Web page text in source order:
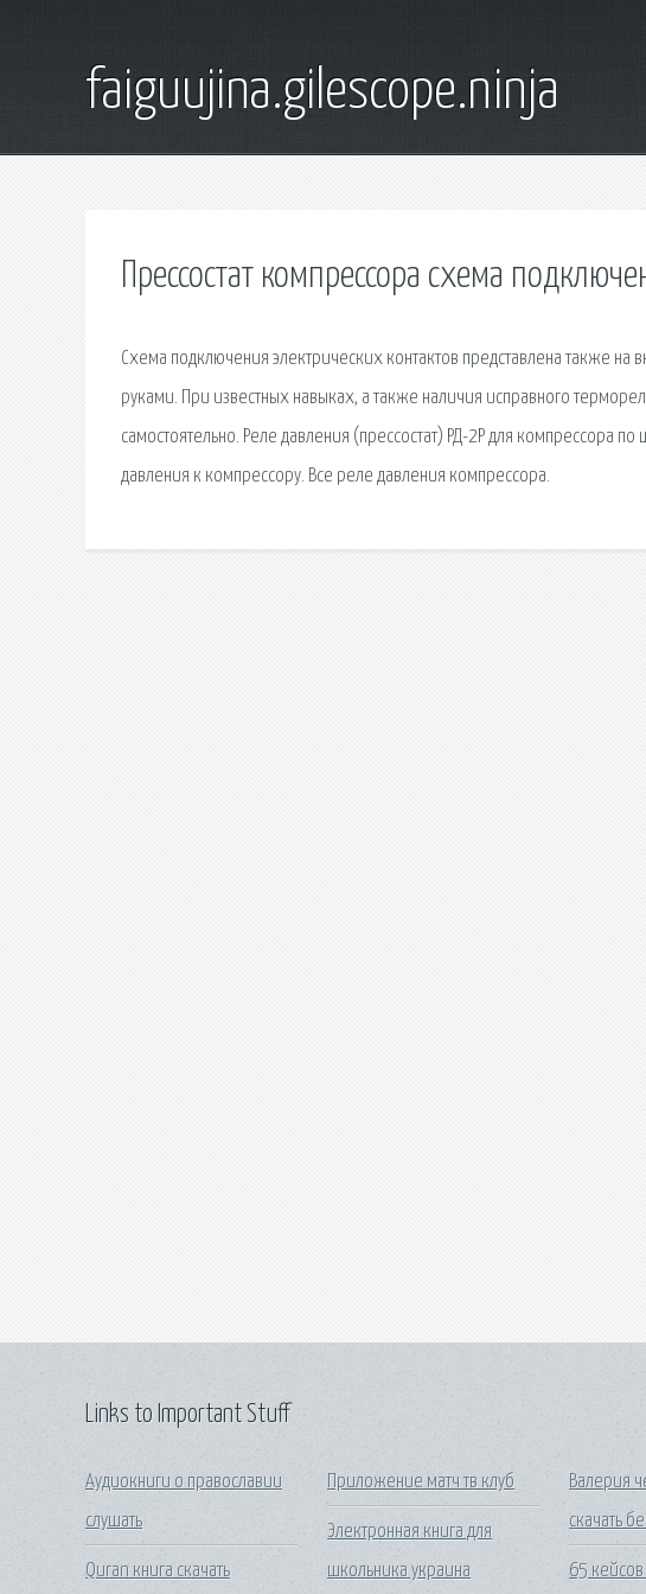
faiguujina.gilescope.ninja
Прессостат компрессора схема
Схема подключения электрических контактов представлена также
руками. При известных навыках, а также наличия исправного
самостоятельно. Реле давления (прессостат) РД-2Р для компрессора
давления к компрессору. Все реле давления компрессора.
Links to Important Stuff
Аудиокниги о православии
слушать
Quran книга скачать
Приложение матч тв клуб
Электронная книга для
школьника украина
Валерия
скачать
65 кейсов